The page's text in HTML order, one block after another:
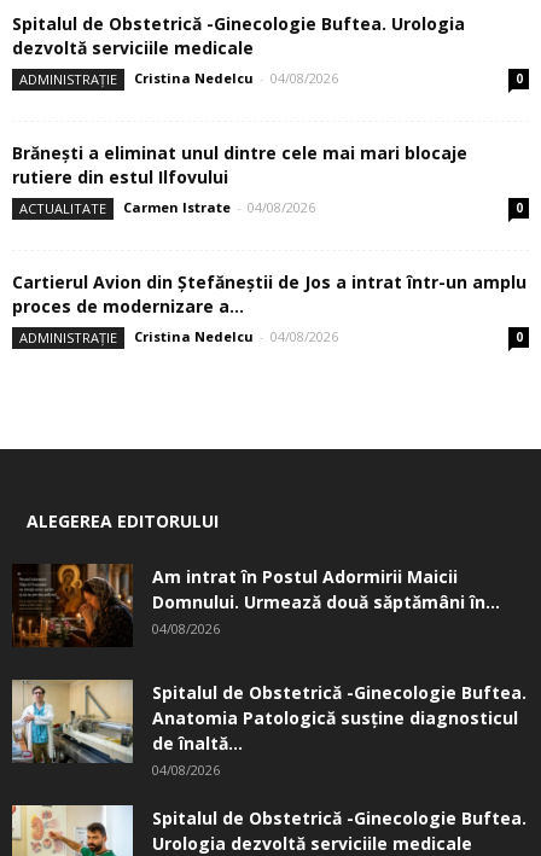
Spitalul de Obstetrică -Ginecologie Buftea. Urologia
dezvoltă serviciile medicale
ADMINISTRAȚIE Cristina Nedelcu - 04/08/2026 0
Brănești a eliminat unul dintre cele mai mari blocaje
rutiere din estul Ilfovului
ACTUALITATE Carmen Istrate - 04/08/2026 0
Cartierul Avion din Ştefăneştii de Jos a intrat într-un amplu
proces de modernizare a...
ADMINISTRAȚIE Cristina Nedelcu - 04/08/2026 0
ALEGEREA EDITORULUI
Am intrat în Postul Adormirii Maicii
Domnului. Urmează două săptămâni în...
04/08/2026
Spitalul de Obstetrică -Ginecologie Buftea.
Anatomia Patologică susţine diagnosticul
de înaltă...
04/08/2026
Spitalul de Obstetrică -Ginecologie Buftea.
Urologia dezvoltă serviciile medicale